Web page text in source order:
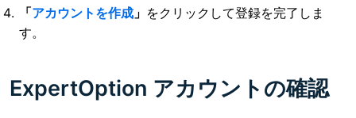
「アカウントを作成 」 をクリックして登録を完了しま
す。
ExpertOption アカウントの確認